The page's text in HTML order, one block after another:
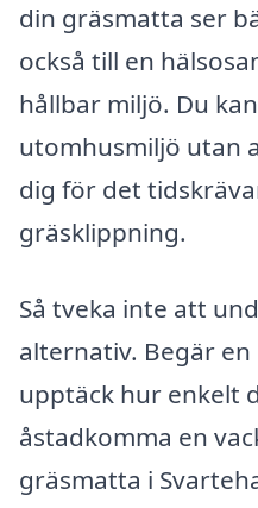
din gräsmatta ser
också till en
hållbar miljö. Du
utomhusmiljö utan
dig för det
gräsklippning.
Så tveka inte att
alternativ. Begär
upptäck hur enkelt
åstadkomma en
gräsmatta i